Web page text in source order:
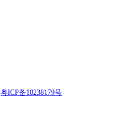
粤ICP备10238179号